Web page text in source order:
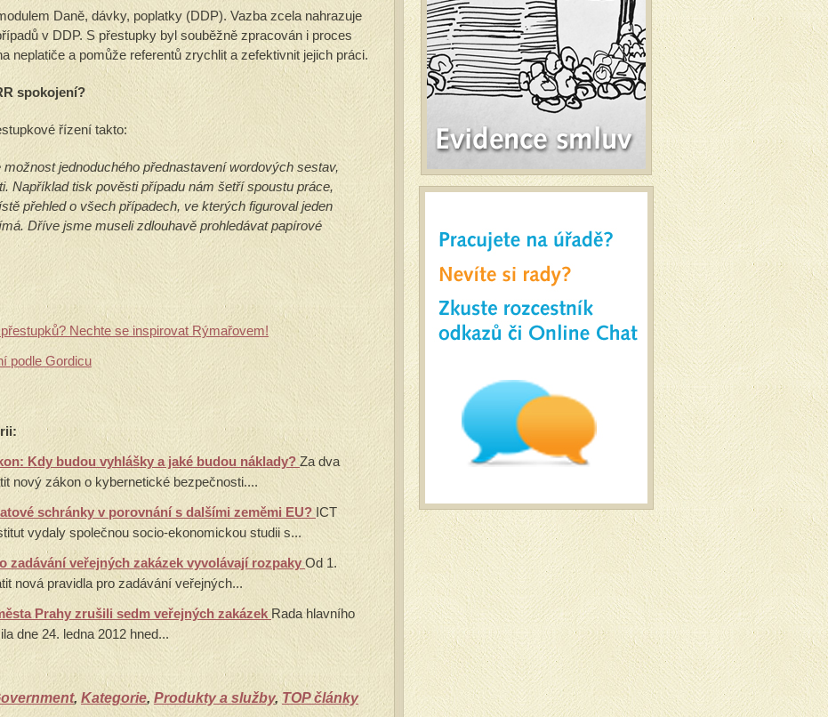
Daně, dávky, poplatky (DDP). Vazba zcela nahrazuje
v DDP. S přestupky byl souběžně zpracován i proces
neplatiče a pomůže referentů zrychlit a zefektivnit jejich práci.
spokojení?
řízení takto:
možnost jednoduchého přednastavení wordových sestav,
Například tisk pověsti případu nám šetří spoustu práce,
přehled o všech případech, ve kterých figuroval jeden
Dříve jsme museli zdlouhavě prohledávat papírové
Nechte se inspirovat Rýmařovem!
podle Gordicu
Kdy budou vyhlášky a jaké budou náklady? Za dva
nový zákon o kybernetické bezpečnosti....
schránky v porovnání s dalšími zeměmi EU?ICT
vydaly společnou socio-ekonomickou studii s...
zadávání veřejných zakázek vyvolávají rozpakyOd 1.
nová pravidla pro zadávání veřejných...
Prahy zrušili sedm veřejných zakázek Rada hlavního
dne 24. ledna 2012 hned...
, Kategorie, Produkty a služby,TOP články